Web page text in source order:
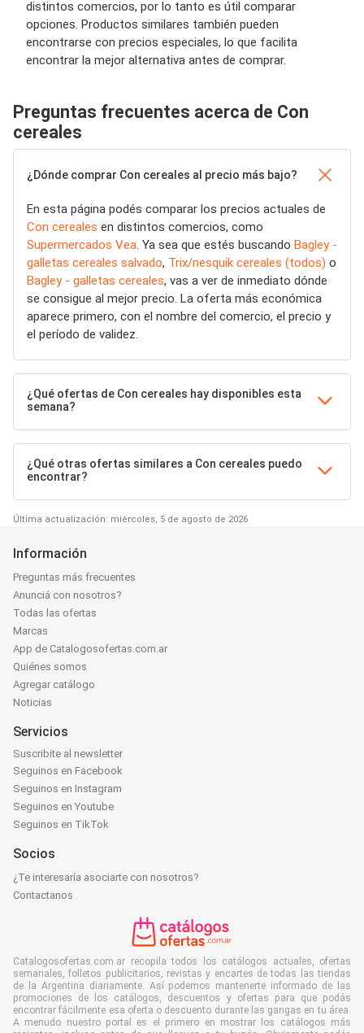
distintos comercios, por lo tanto es útil comparar
opciones. Productos similares también pueden
encontrarse con precios especiales, lo que facilita
encontrar la mejor alternativa antes de comprar.
Preguntas frecuentes acerca de Con
cereales
¿Dónde comprar Con cereales al precio más bajo?
En esta página podés comparar los precios actuales de
Con cereales en distintos comercios, como
Supermercados Vea. Ya sea que estés buscando Bagley -
galletas cereales salvado, Trix/nesquik cereales (todos) o
Bagley - galletas cereales, vas a ver de inmediato dónde
se consigue al mejor precio. La oferta más económica
aparece primero, con el nombre del comercio, el precio y
el período de validez.
¿Qué ofertas de Con cereales hay disponibles esta
semana?
¿Qué otras ofertas similares a Con cereales puedo
encontrar?
Última actualización: miércoles, 5 de agosto de 2026
Información
Preguntas más frecuentes
Anunciá con nosotros?
Todas las ofertas
Marcas
App de Catalogosofertas.com.ar
Quiénes somos
Agregar catálogo
Noticias
Servicios
Suscribite al newsletter
Seguinos en Facebook
Seguinos en Instagram
Seguinos en Youtube
Seguinos en TikTok
Socios
¿Te interesaría asociarte con nosotros?
Contactanos
Catalogosofertas.com.ar recopila todos los catálogos actuales, ofertas
semanales, folletos publicitarios, revistas y encartes de todas las tiendas
de la Argentina diariamente. Así podemos mantenerte informado de las
promociones de los catálogos, descuentos y ofertas para que podás
encontrar fácilmente esa oferta o descuento durante las gangas en tu área.
A menudo nuestro portal es el primero en mostrar los catálogos más